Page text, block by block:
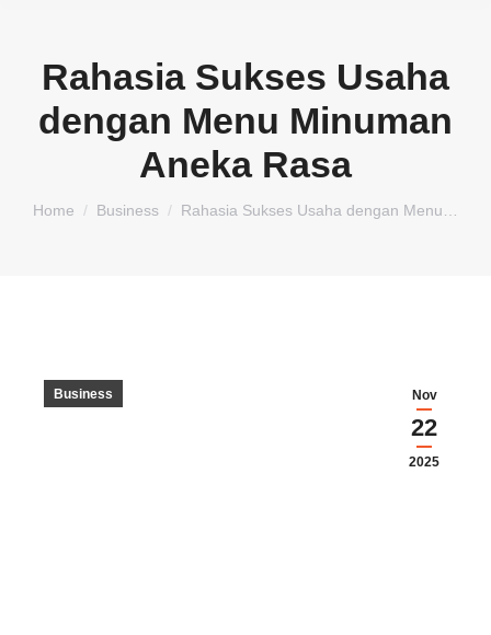
Rahasia Sukses Usaha
dengan Menu Minuman
Aneka Rasa
You are here:
Home Business Rahasia Sukses Usaha dengan Menu…
Nov
22
2025
Business